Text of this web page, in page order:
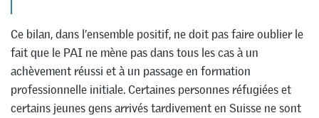
Ce bilan, dans l’ensemble positif, ne doit pas faire oublier le
fait que le PAI ne mène pas dans tous les cas à un
achèvement réussi et à un passage en formation
professionnelle initiale. Certaines personnes réfugiées et
certains jeunes gens arrivés tardivement en Suisse ne sont